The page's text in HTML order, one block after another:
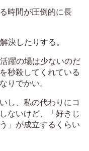
時間が圧倒的に長
決したりする。
躍の場は少ないのだ
秒殺してくれている
りでかい。
し、私の代わりにコ
ないけど、「好きじ
」が成立するくらい